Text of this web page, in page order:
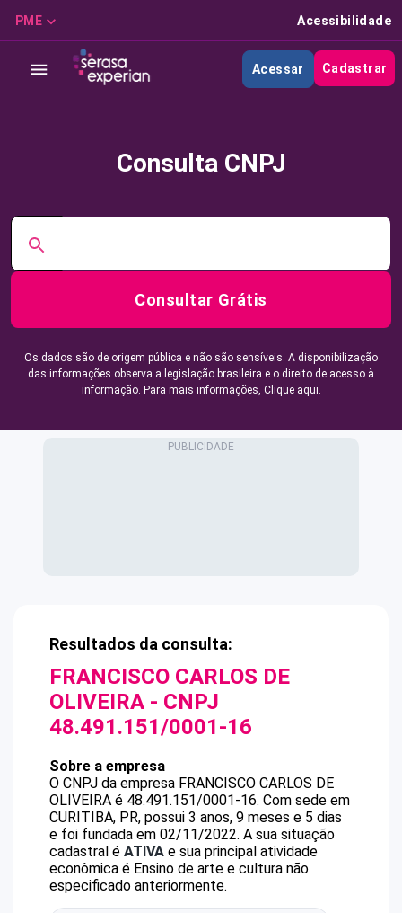
PME Acessibilidade
Acessar Cadastrar
Consulta CNPJ
Consultar Grátis
Os dados são de origem pública e não são sensíveis. A disponibilização
das informações observa a legislação brasileira e o direito de acesso à
informação. Para mais informações, Clique aqui.
Resultados da consulta:
FRANCISCO CARLOS DE
OLIVEIRA - CNPJ
48.491.151/0001-16
Sobre a empresa
O CNPJ da empresa FRANCISCO CARLOS DE
OLIVEIRA é 48.491.151/0001-16. Com sede em
CURITIBA, PR, possui 3 anos, 9 meses e 5 dias
e foi fundada em 02/11/2022. A sua situação
cadastral é ATIVA e sua principal atividade
econômica é Ensino de arte e cultura não
especificado anteriormente.